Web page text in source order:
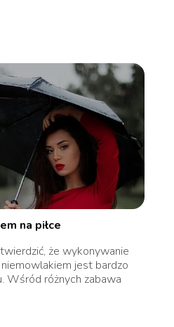
na piłce
że wykonywanie
jest bardzo
Wśród różnych zabawa